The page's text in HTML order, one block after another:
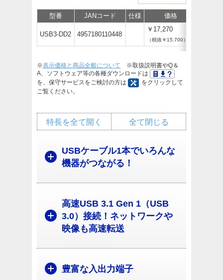
型番 JANコード 仕様 価格
USB3-DD2 4957180110448
￥17,270
（税抜￥15,700）
※表示価格と商品全般について ※取扱説明書やQ＆
A、ソフトウェア等の各種ダウンロードは
を、保守サービスをご検討の方は
をクリックして
ご覧ください。
全て閉じる
特長を全て開く
USBケーブル1本でいろんな
機器がつながる！
高速USB 3.1 Gen 1（USB
3.0）接続！ネットワークや
映像も高速転送
豊富な入出力端子